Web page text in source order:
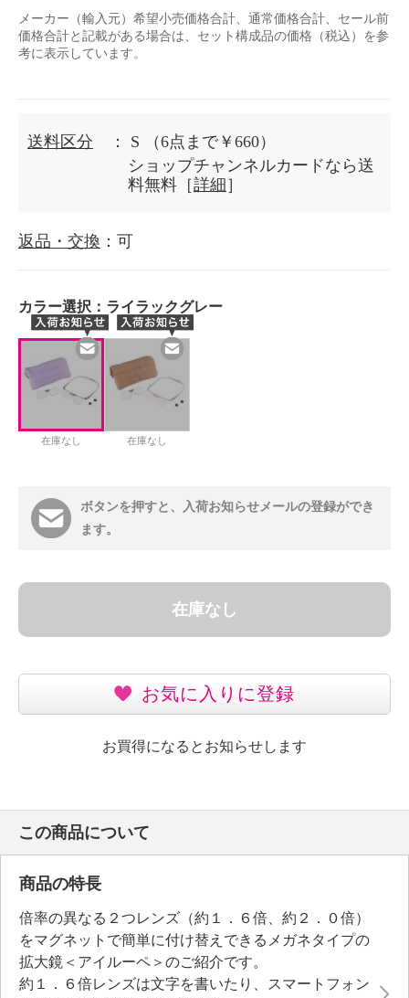
メーカー（輸入元）希望小売価格合計、通常価格合計、セール前
価格合計と記載がある場合は、セット構成品の価格（税込）を参
考に表示しています。
送料区分 ： S
（6点まで￥660）
ショップチャンネルカードなら送
料無料［詳細 ］
返品・交換 ：可
カラー選択： ライラックグレー
在庫なし 在庫なし
ボタンを押すと、入荷お知らせメールの登録ができ
ます。
在庫なし
お気に入りに登録
お買得になるとお知らせします
この商品について
商品の特長
倍率の異なる２つレンズ（約１．６倍、約２．０倍）
をマグネットで簡単に付け替えできるメガネタイプの
拡大鏡＜アイルーペ＞のご紹介です。
約１．６倍レンズは文字を書いたり、スマートフォン